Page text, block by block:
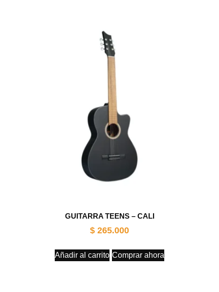
GUITARRA TEENS – CALI
$ 265.000
Añadir al carrito Comprar ahora